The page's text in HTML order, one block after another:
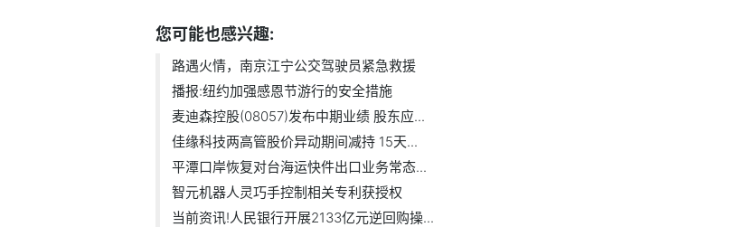
您可能也感兴趣:
路遇火情，南京江宁公交驾驶员紧急救援
播报:纽约加强感恩节游行的安全措施
麦迪森控股(08057)发布中期业绩 股东应...
佳缘科技两高管股价异动期间减持 15天...
平潭口岸恢复对台海运快件出口业务常态...
智元机器人灵巧手控制相关专利获授权
当前资讯!人民银行开展2133亿元逆回购操...